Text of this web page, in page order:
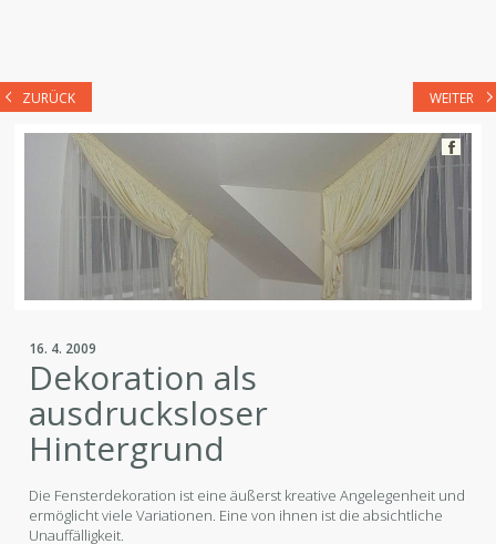
ZURÜCK WEITER
16. 4. 2009
Dekoration als
ausdrucksloser
Hintergrund
Die Fensterdekoration ist eine äußerst kreative Angelegenheit und
ermöglicht viele Variationen. Eine von ihnen ist die absichtliche
Unauffälligkeit.